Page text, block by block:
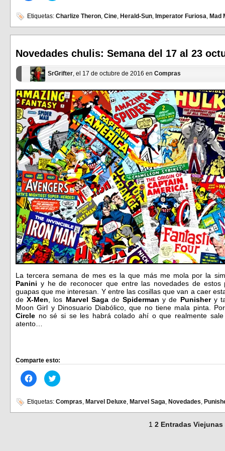
en
Facebook
(Se
abre
ventana
nueva)
en
(Se
abre
ventana
nueva)
Etiquetas: Charlize Theron, Cine, Herald-Sun, Imperator Furiosa, Mad
Novedades chulis: Semana del 17 al 23
SrGrifter, el 17 de octubre de 2016 en Compras
La tercera semana de mes es la que más me mola por la
Panini y he de reconocer que entre las novedades de
guapas que me interesan. Y entre las cosillas que van a caer
deX-Men , los Marvel SagadeSpiderman y de Punisher y
Moon Girl y Dinosuario Diabólico, que no tiene mala pinta.
Circle no sé si se les habrá colado ahí o que realmente
atento…
Comparte esto:
Haz
clic
en
Facebook
(Se
Haz
clic
en
Twitter
(Se
Etiquetas: Compras, Marvel Deluxe, Marvel Saga, Novedades,
1 2 Entradas Viejunas